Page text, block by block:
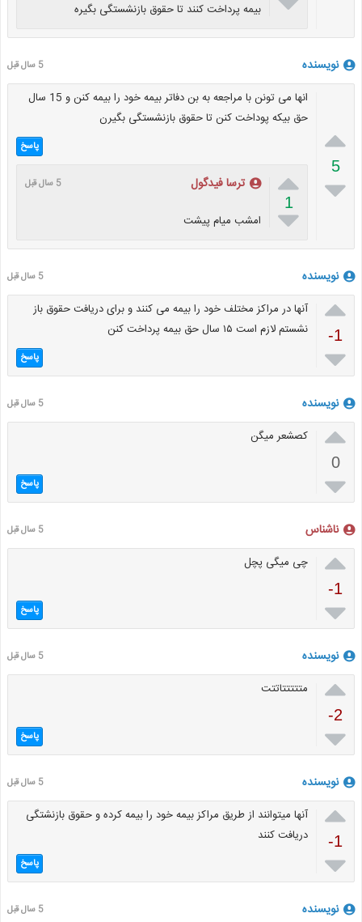
بیمه پرداخت کنند تا حقوق بازنشستگی بگیره
نویسنده 5 سال قبل

5

انها مى تونن با مراجعه به بن دفاتر بيمه خود را بيمه كنن و 15 سال
حق بيكه پوداخت كنن تا حقوق بازنشستگى بگيرن
پاسخ

1

ترسا فیدگول 5 سال قبل
امشب میام پیشت
نویسنده 5 سال قبل

-1

آنها در مراکز مختلف خود را بیمه می کنند و برای دریافت حقوق باز
نشستم لازم است ۱۵ سال حق بیمه پرداخت کنن
پاسخ
نویسنده 5 سال قبل

0

کصشعر میگن
پاسخ
ناشناس 5 سال قبل

-1

چی میگی پچل
پاسخ
نویسنده 5 سال قبل

-2

متتتتتاتتت
پاسخ
نویسنده 5 سال قبل

-1

آنها میتوانند از طریق مراکز بیمه خود را بیمه کرده و حقوق بازنشتگی
دریافت کنند
پاسخ
نویسنده 5 سال قبل